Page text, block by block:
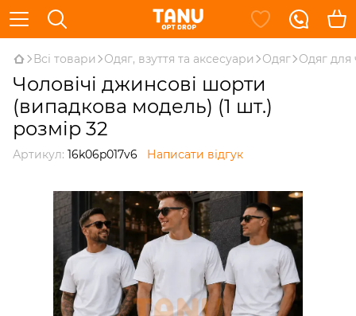
Всі товари Одяг, взуття та аксесуари Одяг Одяг для
Чоловічі джинсові шорти
(випадкова модель) (1 шт.)
розмір 32
Артикул: 16k06p017v6 Написати відгук